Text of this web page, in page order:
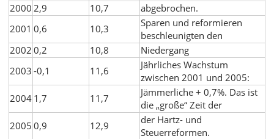
2000 2,9 10,7
abgebrochen.
2001 0,6 10,3
Sparen und reformieren
beschleunigten den
2002 0,2 10,8
Niedergang
2003 -0,1 11,6
Jährliches Wachstum
zwischen 2001 und 2005:
2004 1,7 11,7
Jämmerliche + 0,7%. Das ist
die „große“ Zeit der
2005 0,9 12,9
der Hartz- und
Steuerreformen.